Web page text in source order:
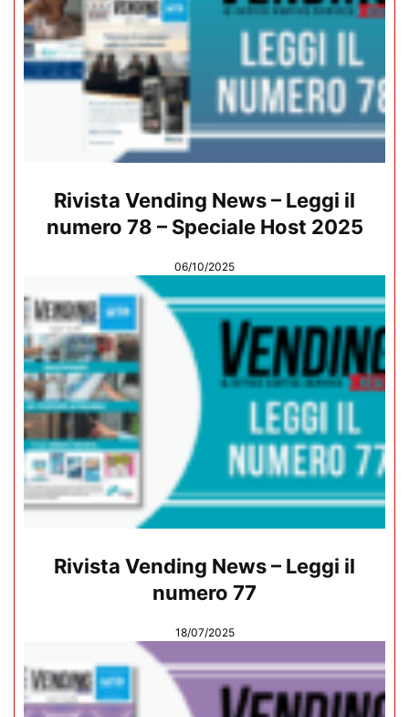
Rivista Vending News – Leggi il
numero 78 – Speciale Host 2025
06/10/2025
Rivista Vending News – Leggi il
numero 77
18/07/2025